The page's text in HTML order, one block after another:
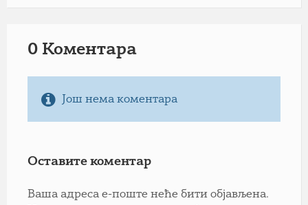
0 Коментарa
Још нема коментара
Оставите коментар
Ваша адреса е-поште неће бити објављена.